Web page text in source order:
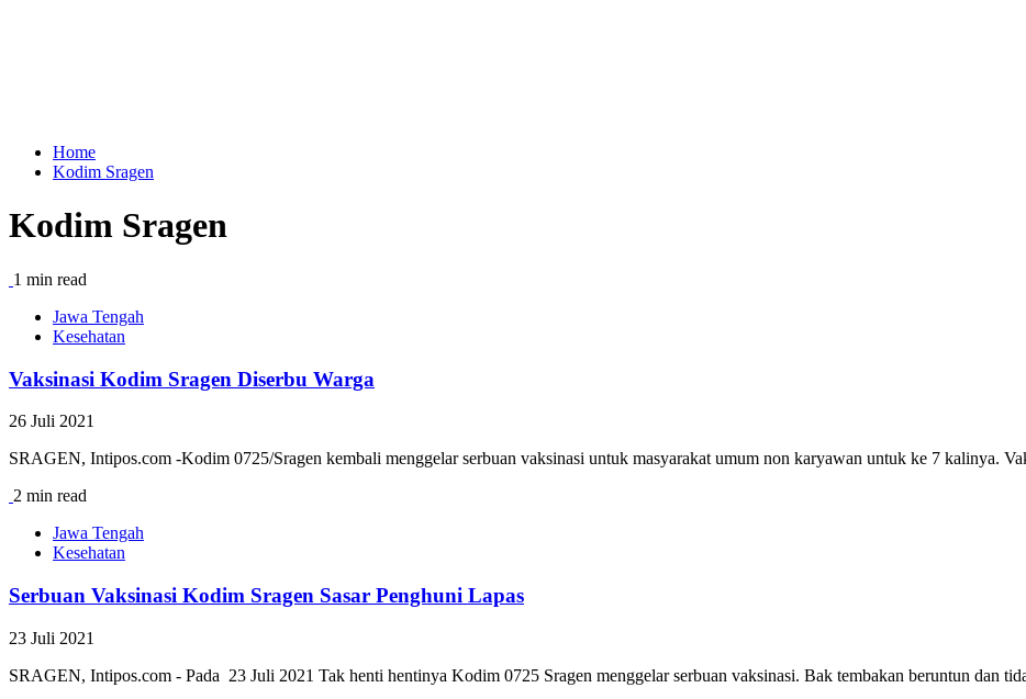
Home
Kodim Sragen
Kodim Sragen
1 min read
Jawa Tengah
Kesehatan
Vaksinasi Kodim Sragen Diserbu Warga
26 Juli 2021
SRAGEN, Intipos.com -Kodim 0725/Sragen kembali menggelar serbuan vaksinasi untuk masyarakat umum non karyawan untuk ke 7 kalinya.
2 min read
Jawa Tengah
Kesehatan
Serbuan Vaksinasi Kodim Sragen Sasar Penghuni Lapas
23 Juli 2021
SRAGEN, Intipos.com - Pada 23 Juli 2021 Tak henti hentinya Kodim 0725 Sragen menggelar serbuan vaksinasi. Bak tembakan beruntun dan